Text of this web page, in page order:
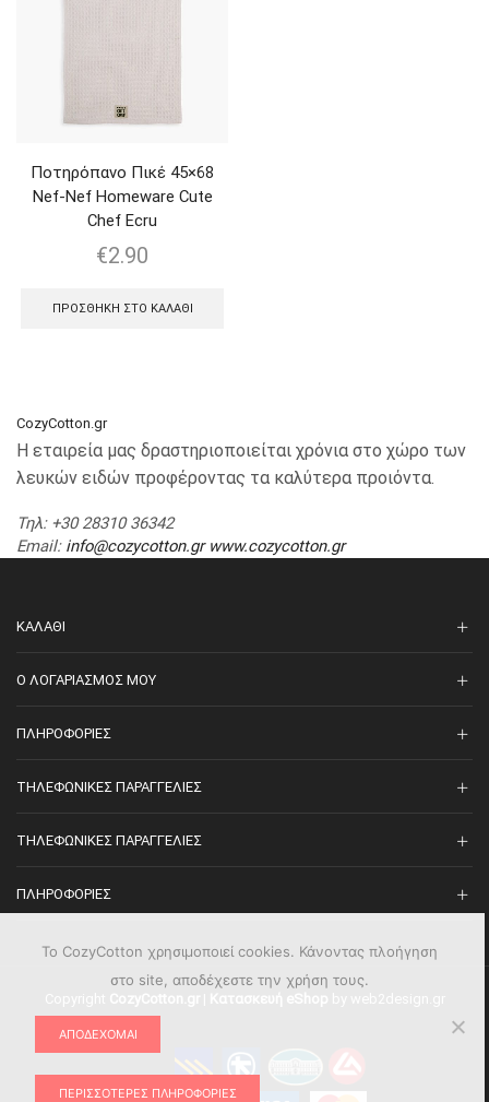
Ποτηρόπανο Πικέ 45×68
Nef-Nef Homeware Cute
Chef Ecru
€2.90
ΠΡΟΣΘΉΚΗ ΣΤΟ ΚΑΛΆΘΙ
CozyCotton.gr
Η εταιρεία μας δραστηριοποιείται χρόνια στο χώρο των
λευκών ειδών προφέροντας τα καλύτερα προιόντα.
Τηλ: +30 28310 36342
Email: info@cozycotton.gr www.cozycotton.gr
ΚΑΛΆΘΙ
O ΛΟΓΑΡΙΑΣΜΌΣ ΜΟΥ
ΠΛΗΡΟΦΟΡΊΕΣ
ΤΗΛΕΦΩΝΙΚΈΣ ΠΑΡΑΓΓΕΛΊΕΣ
ΤΗΛΕΦΩΝΙΚΈΣ ΠΑΡΑΓΓΕΛΊΕΣ
ΠΛΗΡΟΦΟΡΊΕΣ
Το CozyCotton χρησιμοποιεί cookies. Κάνοντας πλοήγηση
στο site, αποδέχεστε την χρήση τους.
ΑΠΟΔΈΧΟΜΑΙ
ΠΕΡΙΣΣΌΤΕΡΕΣ ΠΛΗΡΟΦΟΡΊΕΣ